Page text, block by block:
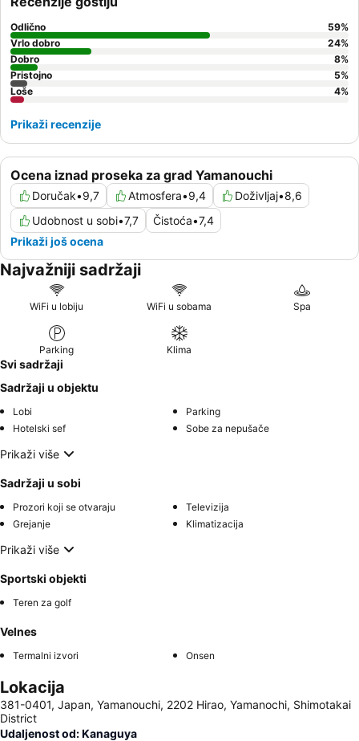
Ocena iznad proseka za grad Yamanouchi
Doručak•9,7 Atmosfera•9,4 Doživljaj•8,6
Udobnost u sobi•7,7 Čistoća•7,4
Prikaži još ocena
Odlično 59%
Vrlo dobro
24%
Dobro
8%
Pristojno
5%
Loše
4%
Prikaži recenzije
Najvažniji sadržaji
WiFi u lobiju WiFi u sobama Spa
Parking Klima
Svi sadržaji
Sadržaji u objektu
Lobi
Parking
Hotelski sef
Sobe za nepušače
Prikaži više
Sadržaji u sobi
Prozori koji se otvaraju
Televizija
Grejanje
Klimatizacija
Prikaži više
Sportski objekti
Teren za golf
Velnes
Termalni izvori Onsen
Lokacija
381-0401, Japan, Yamanouchi, 2202 Hirao, Yamanochi, Shimotakai
District
Udaljenost od: Kanaguya